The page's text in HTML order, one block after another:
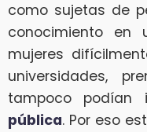
como sujetas de
conocimiento
mujeres
universidades,
tampoco podían
pública. Por eso